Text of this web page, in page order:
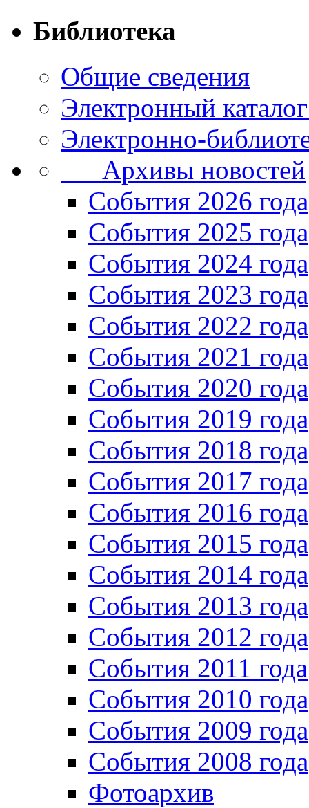
Библиотека
Общие сведения
Электронный
Электронно-
Архивы новостей
Cобытия 2026 года
События 2025 года
События 2024 года
События 2023 года
Cобытия 2022 года
Cобытия 2021 года
События 2020 года
События 2019 года
События 2018 года
События 2017 года
События 2016 года
События 2015 года
События 2014 года
События 2013 года
События 2012 года
События 2011 года
События 2010 года
События 2009 года
События 2008 года
Фотоархив